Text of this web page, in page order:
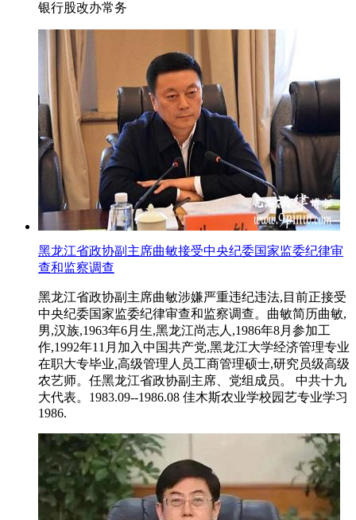
银行股改办常务
黑龙江省政协副主席曲敏接受中央纪委国家监委纪律审
查和监察调查
黑龙江省政协副主席曲敏涉嫌严重违纪违法,目前正接受
中央纪委国家监委纪律审查和监察调查。曲敏简历曲敏,
男,汉族,1963年6月生,黑龙江尚志人,1986年8月参加工
作,1992年11月加入中国共产党,黑龙江大学经济管理专业
在职大专毕业,高级管理人员工商管理硕士,研究员级高级
农艺师。任黑龙江省政协副主席、党组成员。 中共十九
大代表。1983.09--1986.08 佳木斯农业学校园艺专业学习
1986.